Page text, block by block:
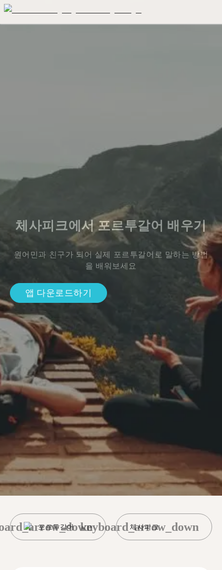
체사피크에서 포르투갈어 배우기
원어민과 친구가 되어 실제 포르투갈어로 말하는 방법
을 배워보세요
앱 다운로드하기
포르투갈어 체사피크
keyboard_arrow_down